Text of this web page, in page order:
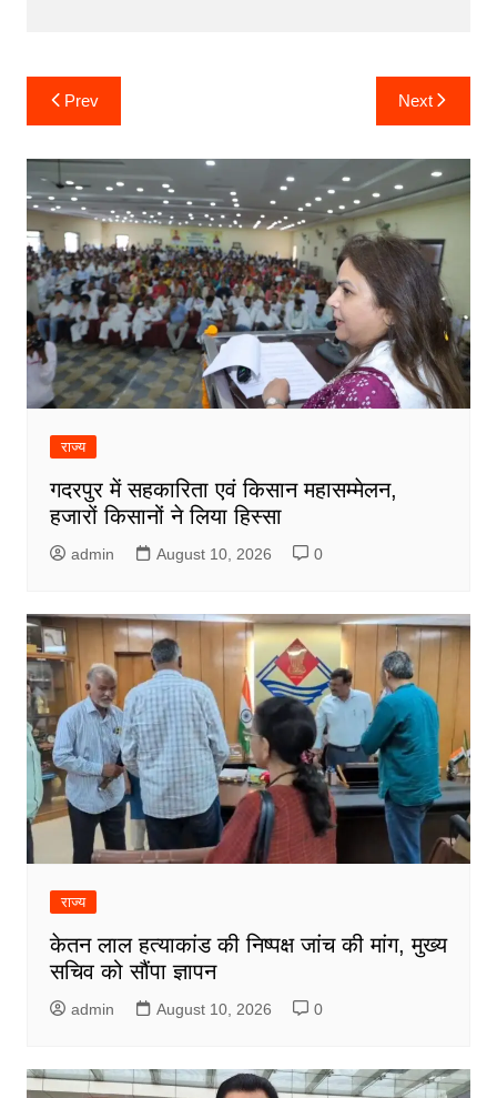
Post
navigation
Prev Next
राज्य
गदरपुर में सहकारिता एवं किसान महासम्मेलन,
हजारों किसानों ने लिया हिस्सा
admin August 10, 2026 0
राज्य
केतन लाल हत्याकांड की निष्पक्ष जांच की मांग, मुख्य
सचिव को सौंपा ज्ञापन
admin August 10, 2026 0